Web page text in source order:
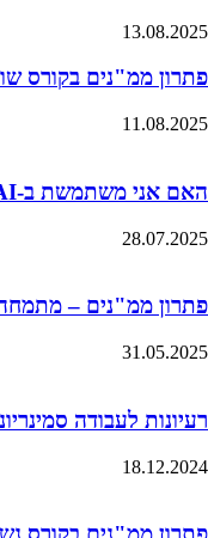
13.08.2025
פתרון ממ"נים בקורס
11.08.2025
האם אני משתמשת ב-AI בכתיבה?
28.07.2025
פתרון ממ"נים – מתמחה
31.05.2025
רעיונות לעבודה
18.12.2024